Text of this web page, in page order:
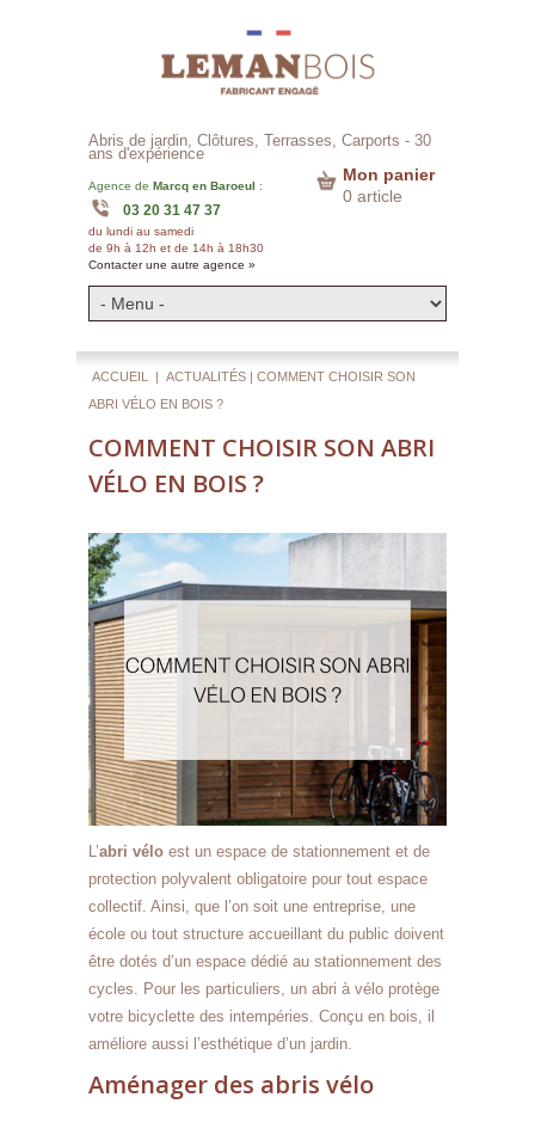
Abris de jardin, Clôtures, Terrasses, Carports - 30
ans d'expérience
Agence de Marcq en Baroeul :
03 20 31 47 37
Contacter une autre agence »
du lundi au samedi
de 9h à 12h et de 14h à 18h30
Mon panier
0 article
ACCUEIL | ACTUALITÉS | COMMENT CHOISIR SON
ABRI VÉLO EN BOIS ?
COMMENT CHOISIR SON ABRI
VÉLO EN BOIS ?
L’abri vélo est un espace de stationnement et de
protection polyvalent obligatoire pour tout espace
collectif. Ainsi, que l’on soit une entreprise, une
école ou tout structure accueillant du public doivent
être dotés d’un espace dédié au stationnement des
cycles. Pour les particuliers, un abri à vélo protège
votre bicyclette des intempéries. Conçu en bois, il
améliore aussi l’esthétique d’un jardin.
Aménager des abris vélo